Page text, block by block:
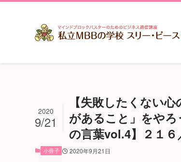
【失敗したくない
があること」をや
の言葉vol.4】２１６
2020
9/21
小冊子 2020年9月21日